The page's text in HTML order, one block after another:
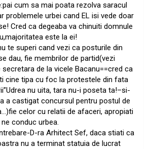
cum sa mai poata rezolva saracul
problemele urbei cand EL isi vede doar
Cred ca degeaba va chinuiti domnule
este la ei!
te superi cand vezi ca posturile din
dau, fie membrilor de partid(vezi
de la vicele Bacanu==cred ca
cine tipa cu foc la protestele din fata
nu uita, tara nu-i poseta ta!–si-
a castigat concursul pentru postul de
celor cu relatii de afaceri, apropiati
conduc urbea.
D-ra Arhitect Sef, daca stiati ca
nu a terminat statuia de lucrat